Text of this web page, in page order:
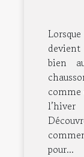
bien
pour...